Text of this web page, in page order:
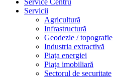
Service Centru
Servicii
Agricultură
Infrastructură
Geodezie / topografie
Industria extractivă
Piața energiei
Piața imobiliară
Sectorul de securitate